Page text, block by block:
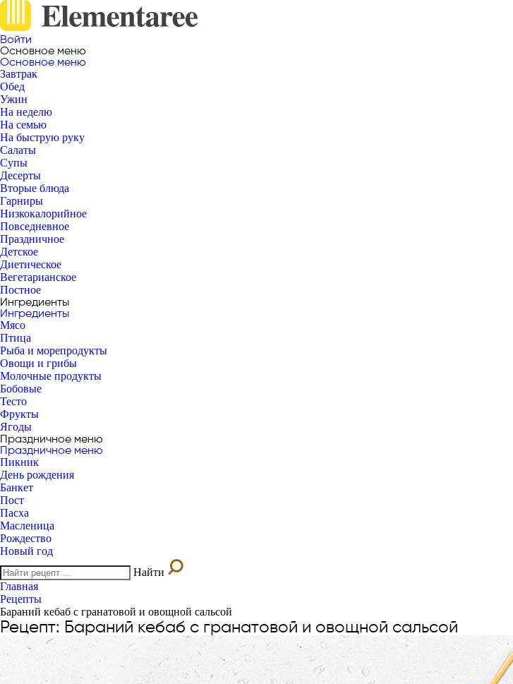
Войти
Основное меню
Основное меню
Завтрак
Обед
Ужин
На неделю
На семью
На быструю руку
Салаты
Супы
Десерты
Вторые блюда
Гарниры
Низкокалорийное
Повседневное
Праздничное
Детское
Диетическое
Вегетарианское
Постное
Ингредиенты
Ингредиенты
Мясо
Птица
Рыба и морепродукты
Овощи и грибы
Молочные продукты
Бобовые
Тесто
Фрукты
Ягоды
Праздничное меню
Праздничное меню
Пикник
День рождения
Банкет
Пост
Пасха
Масленица
Рождество
Новый год
Найти
Главная
Рецепты
Бараний кебаб с гранатовой и овощной сальсой
Рецепт: Бараний кебаб с гранатовой и овощной сальсой